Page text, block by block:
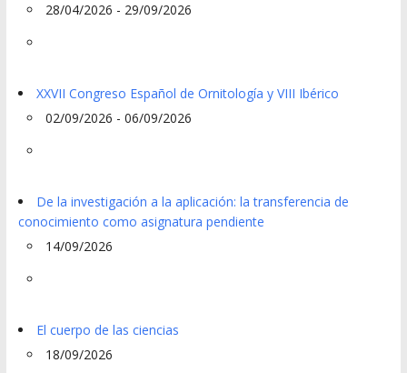
28/04/2026 - 29/09/2026
XXVII Congreso Español de Ornitología y VIII Ibérico
02/09/2026 - 06/09/2026
De la investigación a la aplicación: la transferencia de
conocimiento como asignatura pendiente
14/09/2026
El cuerpo de las ciencias
18/09/2026